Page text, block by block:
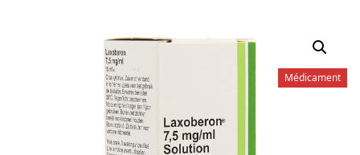
Médicament